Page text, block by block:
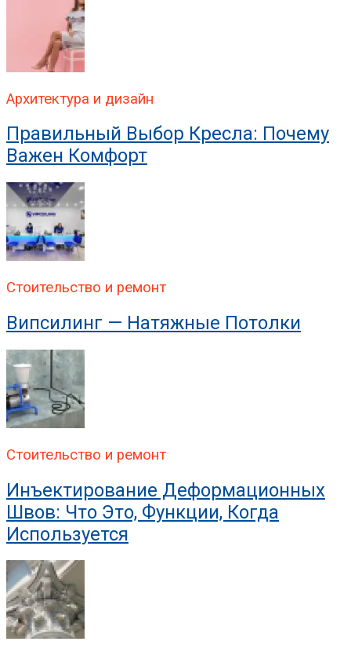
Архитектура и дизайн
Правильный Выбор Кресла: Почему
Важен Комфорт
Стоительство и ремонт
Випсилинг — Натяжные Потолки
Стоительство и ремонт
Инъектирование Деформационных
Швов: Что Это, Функции, Когда
Используется